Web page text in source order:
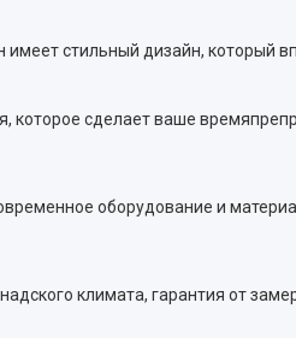
имеет стильный дизайн, который
которое сделает ваше
оборудование и
климата, гарантия от